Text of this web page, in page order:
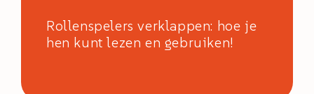
Rollenspelers verklappen: hoe je
hen kunt lezen en gebruiken!